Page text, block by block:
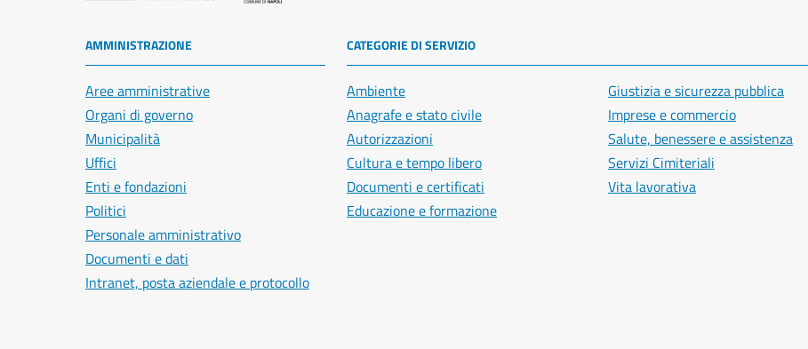
AMMINISTRAZIONE
Aree amministrative
Organi di governo
Municipalità
Uffici
Enti e fondazioni
Politici
Personale amministrativo
Documenti e dati
Intranet, posta aziendale e protocollo
CATEGORIE DI SERVIZIO
Ambiente
Anagrafe e stato civile
Autorizzazioni
Cultura e tempo libero
Documenti e certificati
Educazione e formazione
Giustizia e sicurezza pubblica
Imprese e commercio
Salute, benessere e assistenza
Servizi Cimiteriali
Vita lavorativa